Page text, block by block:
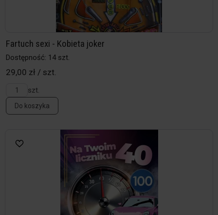
Fartuch sexi - Kobieta joker
Dostępność: 14 szt.
29,00 zł / szt.
szt.
Do koszyka